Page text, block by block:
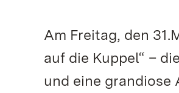
Am Freitag, den
auf die Kuppel“ –
und eine grandiose